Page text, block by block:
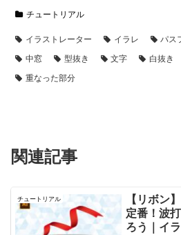
チュートリアル
イラストレーター イラレ パス
中窓
型抜き 文字 白抜き
重なった部分
関連記事
チュートリアル
【リボン
定番！波
ろう｜イ